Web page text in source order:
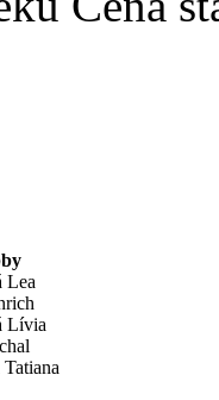
Lea
Lívia